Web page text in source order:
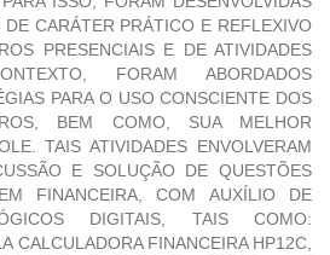
CARÁTER PRÁTICO E REFLEXIVO
PRESENCIAIS E DE ATIVIDADES
FORAM ABORDADOS
PARA O USO CONSCIENTE DOS
BEM COMO, SUA MELHOR
TAIS ATIVIDADES ENVOLVERAM
E SOLUÇÃO DE QUESTÕES
FINANCEIRA, COM AUXÍLIO DE
DIGITAIS, TAIS COMO:
CALCULADORA FINANCEIRA HP12C,